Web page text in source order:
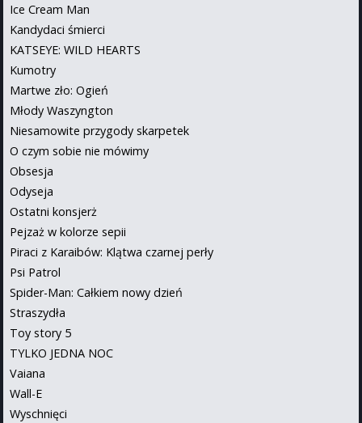
Ice Cream Man
Kandydaci śmierci
KATSEYE: WILD HEARTS
Kumotry
Martwe zło: Ogień
Młody Waszyngton
Niesamowite przygody skarpetek
O czym sobie nie mówimy
Obsesja
Odyseja
Ostatni konsjerż
Pejzaż w kolorze sepii
Piraci z Karaibów: Klątwa czarnej perły
Psi Patrol
Spider-Man: Całkiem nowy dzień
Straszydła
Toy story 5
TYLKO JEDNA NOC
Vaiana
Wall-E
Wyschnięci